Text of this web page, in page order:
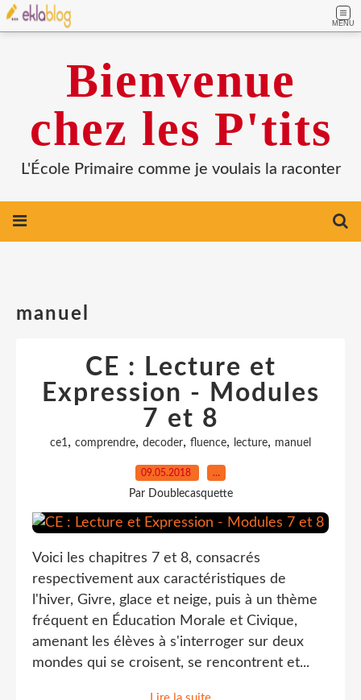
MENU
Bienvenue
chez les P'tits
L'École Primaire comme je voulais la raconter
manuel
CE : Lecture et
Expression - Modules
7 et 8
ce1, comprendre, decoder, fluence, lecture, manuel
09.05.2018 …
Par Doublecasquette
Voici les chapitres 7 et 8, consacrés
respectivement aux caractéristiques de
l'hiver, Givre, glace et neige, puis à un thème
fréquent en Éducation Morale et Civique,
amenant les élèves à s'interroger sur deux
mondes qui se croisent, se rencontrent et...